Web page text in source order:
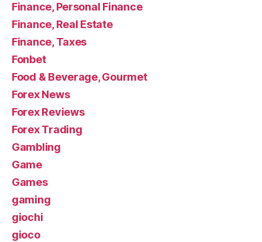
Finance, Personal Finance
Finance, Real Estate
Finance, Taxes
Fonbet
Food & Beverage, Gourmet
Forex News
Forex Reviews
Forex Trading
Gambling
Game
Games
gaming
giochi
gioco